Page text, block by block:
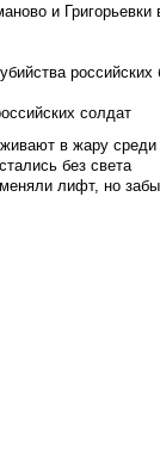
и
российских
солдат
в жару среди
без света
лифт, но